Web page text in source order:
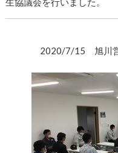
2020/7/15 旭川